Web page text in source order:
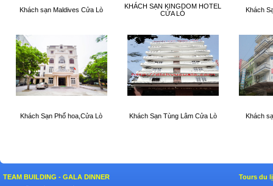
Khách sạn Maldives Cửa Lò
KHÁCH SẠN KINGDOM HOTEL
CỬA LÒ
Khách
Khách Sạn Phố hoa,Cửa Lò Khách Sạn Tùng Lâm Cửa Lò Khách
TEAM BUILDING - GALA DINNER
Tours du